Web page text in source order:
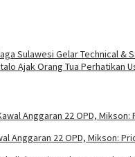
Sulawesi Gelar Technical
Ajak Orang Tua Perhatikan
Anggaran 22 OPD, Mikson: